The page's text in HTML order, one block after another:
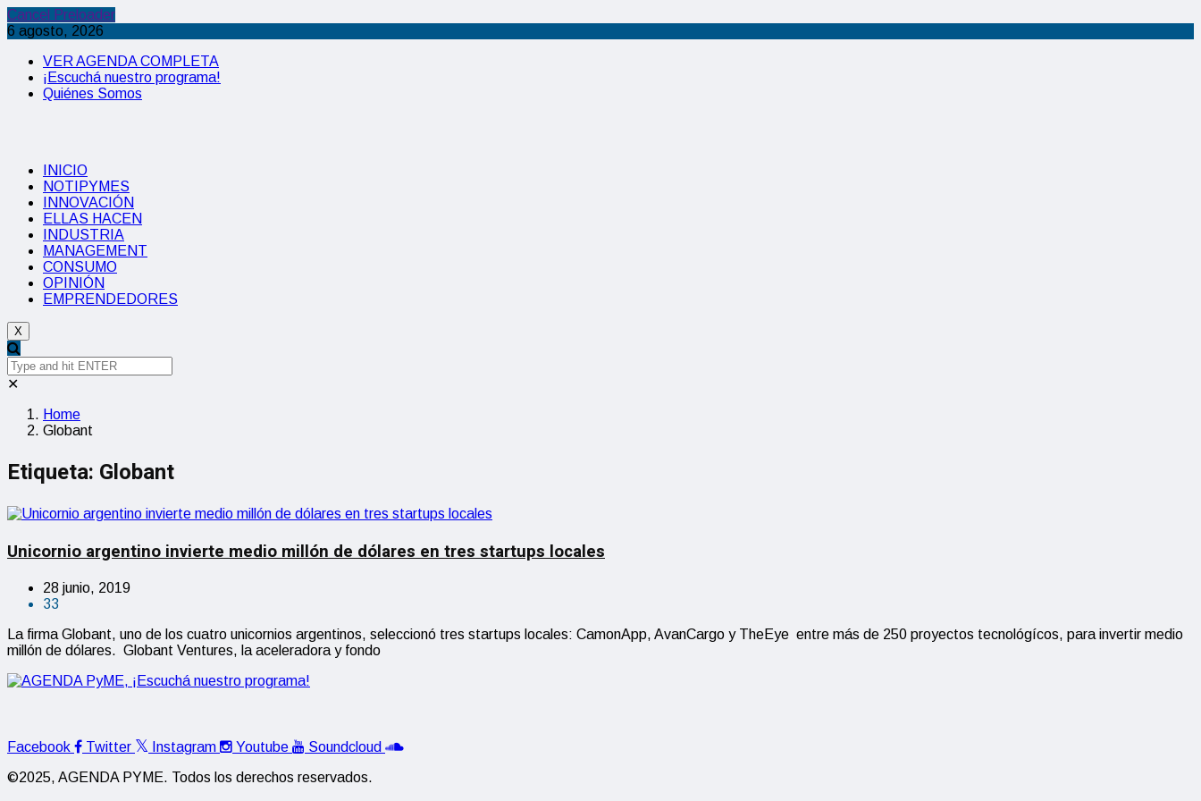
Cancel Preloader
6 agosto, 2026
VER AGENDA COMPLETA
¡Escuchá nuestro programa!
Quiénes Somos
INICIO
NOTIPYMES
INNOVACIÓN
ELLAS HACEN
INDUSTRIA
MANAGEMENT
CONSUMO
OPINIÓN
EMPRENDEDORES
X
✕
Home
Globant
Etiqueta: Globant
Unicornio argentino invierte medio millón de dólares en tres startups locales
28 junio, 2019
33
La firma Globant, uno de los cuatro unicornios argentinos, seleccionó tres startups locales: CamonApp, AvanCargo y TheEye entre más de 250 proyectos tecnológícos, para invertir medio
millón de dólares. Globant Ventures, la aceleradora y fondo
Facebook Twitter Instagram Youtube
Soundcloud
©2025, AGENDA PYME. Todos los derechos reservados.